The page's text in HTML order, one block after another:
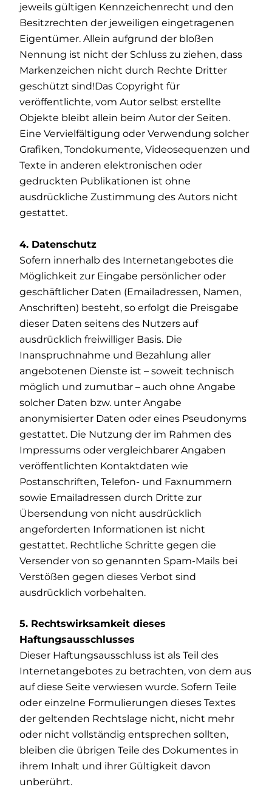
jeweils gültigen Kennzeichenrecht und den
Besitzrechten der jeweiligen eingetragenen
Eigentümer. Allein aufgrund der bloßen
Nennung ist nicht der Schluss zu ziehen, dass
Markenzeichen nicht durch Rechte Dritter
geschützt sind!Das Copyright für
veröffentlichte, vom Autor selbst erstellte
Objekte bleibt allein beim Autor der Seiten.
Eine Vervielfältigung oder Verwendung solcher
Grafiken, Tondokumente, Videosequenzen und
Texte in anderen elektronischen oder
gedruckten Publikationen ist ohne
ausdrückliche Zustimmung des Autors nicht
gestattet.
4. Datenschutz
Sofern innerhalb des Internetangebotes die
Möglichkeit zur Eingabe persönlicher oder
geschäftlicher Daten (Emailadressen, Namen,
Anschriften) besteht, so erfolgt die Preisgabe
dieser Daten seitens des Nutzers auf
ausdrücklich freiwilliger Basis. Die
Inanspruchnahme und Bezahlung aller
angebotenen Dienste ist – soweit technisch
möglich und zumutbar – auch ohne Angabe
solcher Daten bzw. unter Angabe
anonymisierter Daten oder eines Pseudonyms
gestattet. Die Nutzung der im Rahmen des
Impressums oder vergleichbarer Angaben
veröffentlichten Kontaktdaten wie
Postanschriften, Telefon- und Faxnummern
sowie Emailadressen durch Dritte zur
Übersendung von nicht ausdrücklich
angeforderten Informationen ist nicht
gestattet. Rechtliche Schritte gegen die
Versender von so genannten Spam-Mails bei
Verstößen gegen dieses Verbot sind
ausdrücklich vorbehalten.
5. Rechtswirksamkeit dieses
Haftungsausschlusses
Dieser Haftungsausschluss ist als Teil des
Internetangebotes zu betrachten, von dem aus
auf diese Seite verwiesen wurde. Sofern Teile
oder einzelne Formulierungen dieses Textes
der geltenden Rechtslage nicht, nicht mehr
oder nicht vollständig entsprechen sollten,
bleiben die übrigen Teile des Dokumentes in
ihrem Inhalt und ihrer Gültigkeit davon
unberührt.